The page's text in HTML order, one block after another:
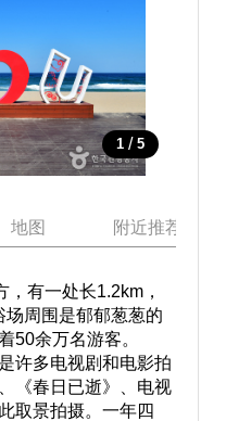
1 / 5
地图 附近推荐景点
有一处长1.2km，
周围是郁郁葱葱的
50余万名游客。
许多电视剧和电影拍
《春日已逝》、电视
取景拍摄。一年四